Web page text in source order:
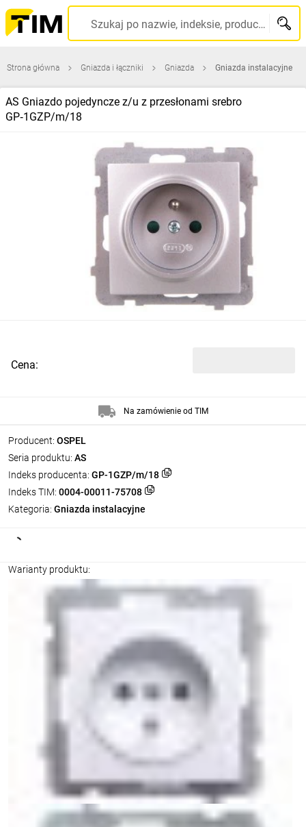
Szukaj po nazwie, indeksie, producencie, kodzie kreskowym...
Strona główna Gniazda i łączniki Gniazda Gniazda instalacyjne
AS Gniazdo pojedyncze z/u z przesłonami srebro
GP‑1GZP/m/18
Producent: OSPEL
Seria produktu: AS
Indeks producenta: GP-1GZP/m/18
Indeks TIM: 0004-00011-75708
Kategoria: Gniazda instalacyjne
Warianty produktu:
Cena:
Na zamówienie od TIM